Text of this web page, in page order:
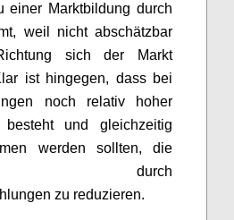
einer Marktbildung durch
weil nicht abschätzbar
sich der Markt
ist hingegen, dass bei
noch relativ hoher
besteht und gleichzeitig
werden sollten, die
durch
zu reduzieren.